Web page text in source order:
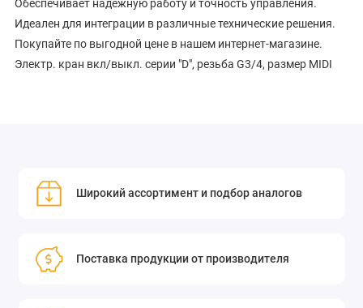
Обеспечивает надёжную работу и точность управления.
Идеален для интеграции в различные технические решения.
Покупайте по выгодной цене в нашем интернет-магазине.
Электр. кран вкл/выкл. серии "D", резьба G3/4, размер MIDI
Широкий ассортимент и подбор аналогов
Поставка продукции от производителя